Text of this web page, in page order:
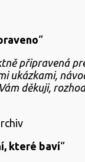
“
připravená
ukázkami,
děkuji,
které baví“